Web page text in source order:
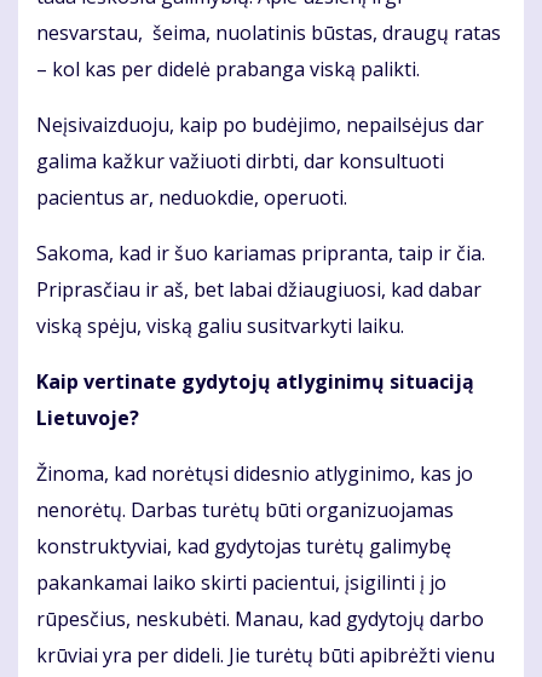
nesvarstau, šeima, nuolatinis būstas, draugų ratas
– kol kas per didelė prabanga viską palikti.
Neįsivaizduoju, kaip po budėjimo, nepailsėjus dar
galima kažkur važiuoti dirbti, dar konsultuoti
pacientus ar, neduokdie, operuoti.
Sakoma, kad ir šuo kariamas pripranta, taip ir čia.
Priprasčiau ir aš, bet labai džiaugiuosi, kad dabar
viską spėju, viską galiu susitvarkyti laiku.
Kaip vertinate gydytojų atlyginimų situaciją
Lietuvoje?
Žinoma, kad norėtųsi didesnio atlyginimo, kas jo
nenorėtų. Darbas turėtų būti organizuojamas
konstruktyviai, kad gydytojas turėtų galimybę
pakankamai laiko skirti pacientui, įsigilinti į jo
rūpesčius, neskubėti. Manau, kad gydytojų darbo
krūviai yra per dideli. Jie turėtų būti apibrėžti vienu